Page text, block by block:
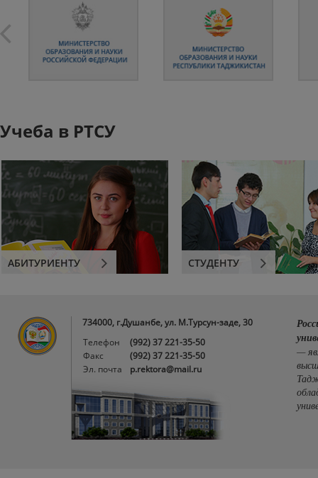
Учеба в РТСУ
АБИТУРИЕНТУ СТУДЕНТУ
734000, г.Душанбе, ул. М.Турсун-заде, 30
Телефон
(992) 37 221-35-50
Факс
(992) 37 221-35-50
Эл. почта
p.rektora@mail.ru
—